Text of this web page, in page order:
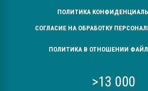
ПОЛИТИКА
СОГЛАСИЕ НА ОБРАБОТКУ
ПОЛИТИКА В ОТНОШЕНИИ
>13 000